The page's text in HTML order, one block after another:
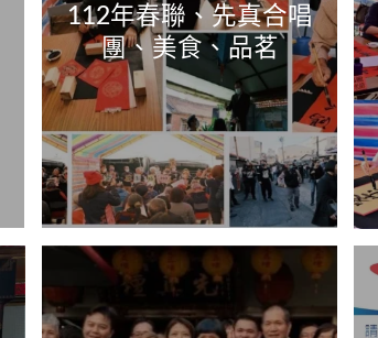
112年春聯、先真合唱
團、美食、品茗